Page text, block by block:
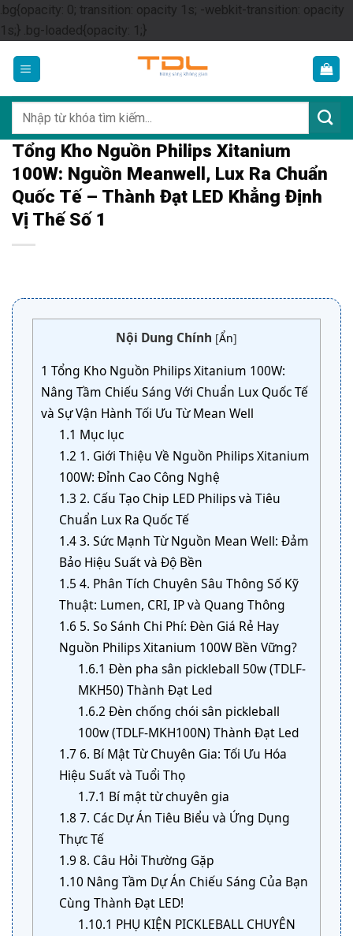
.bg{opacity: 0; transition: opacity 1s; -webkit-transition: opacity
1s;} .bg-loaded{opacity: 1;}Skip
content
kiếm:
Tổng Kho Nguồn Philips Xitanium
100W: Nguồn Meanwell, Lux Ra Chuẩn
Quốc Tế – Thành Đạt LED Khẳng Định
Vị Thế Số 1
Nội Dung Chính [Ẩn]
1 Tổng Kho Nguồn Philips Xitanium 100W:
Nâng Tầm Chiếu Sáng Với Chuẩn Lux Quốc Tế
và Sự Vận Hành Tối Ưu Từ Mean Well
1.1 Mục lục
1.2 1. Giới Thiệu Về Nguồn Philips Xitanium
100W: Đỉnh Cao Công Nghệ
1.3 2. Cấu Tạo Chip LED Philips và Tiêu
Chuẩn Lux Ra Quốc Tế
1.43. Sức Mạnh Từ Nguồn Mean Well: Đảm
Bảo Hiệu Suất và Độ Bền
1.5 4. Phân Tích Chuyên Sâu Thông Số Kỹ
Thuật: Lumen, CRI, IP và Quang Thông
1.6 5. So Sánh Chi Phí: Đèn Giá Rẻ Hay
Nguồn Philips Xitanium 100W Bền Vững?
1.6.1 Đèn pha sân pickleball 50w (TDLF-
MKH50) Thành Đạt Led
1.6.2 Đèn chống chói sân pickleball
100w (TDLF-MKH100N) Thành Đạt Led
1.76. Bí Mật Từ Chuyên Gia: Tối Ưu Hóa
Hiệu Suất và Tuổi Thọ
1.7.1 Bí mật từ chuyên gia
1.8 7. Các Dự Án Tiêu Biểu và Ứng Dụng
Thực Tế
1.9 8. Câu Hỏi Thường Gặp
1.10 Nâng Tầm Dự Án Chiếu Sáng Của Bạn
Cùng Thành Đạt LED!
1.10.1 PHỤ KIỆN PICKLEBALL CHUYÊN